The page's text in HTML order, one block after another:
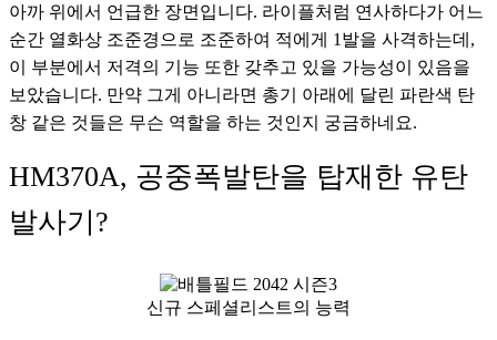
아까 위에서 언급한 장면입니다. 라이플처럼 연사하다가 어느
순간 열화상 조준경으로 조준하여 적에게 1발을 사격하는데,
이 부분에서 저격의 기능 또한 갖추고 있을 가능성이 있음을
보았습니다. 만약 그게 아니라면 총기 아래에 달린 파란색 탄
창 같은 것들은 무슨 역할을 하는 것인지 궁금하네요.
HM370A, 공중폭발탄을 탑재한 유탄
발사기?
신규 스페셜리스트의 능력